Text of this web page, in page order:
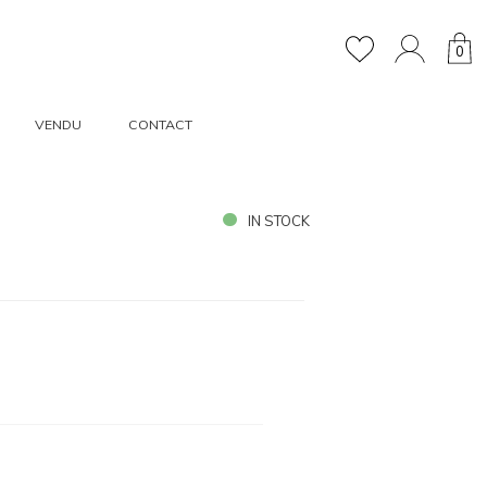
0
VENDU CONTACT
IN STOCK